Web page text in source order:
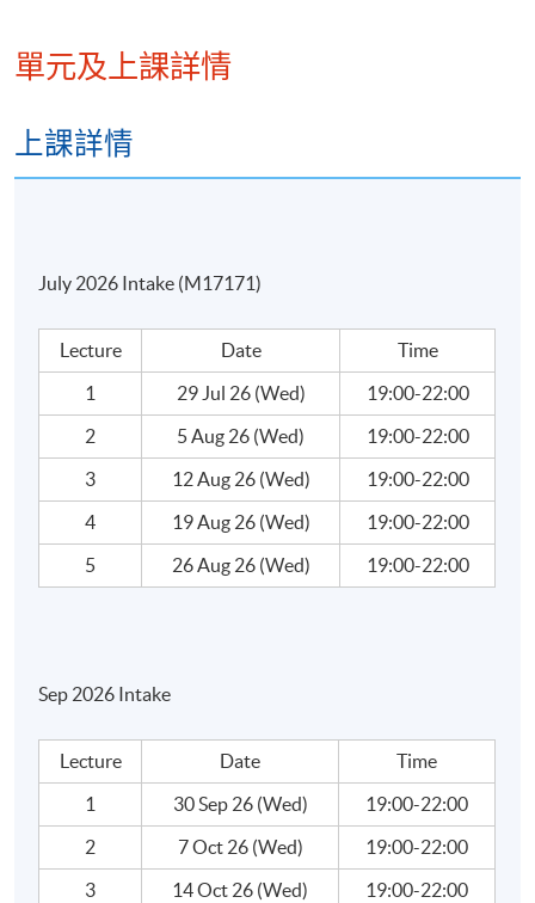
單元及上課詳情
上課詳情
July 2026 Intake (M17171)
Lecture Date
Time
1
29 Jul 26 (Wed)
19:00-22:00
2
5 Aug 26 (Wed)
19:00-22:00
3
12 Aug 26 (Wed)
19:00-22:00
4
19 Aug 26 (Wed)
19:00-22:00
5
26 Aug 26 (Wed) 19:00-22:00
Sep 2026 Intake
Lecture Date
Time
1
30 Sep 26 (Wed)
19:00-22:00
2
7 Oct 26 (Wed)
19:00-22:00
3
14 Oct 26 (Wed)
19:00-22:00